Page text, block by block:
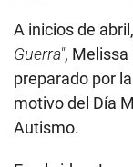
A inicios de
Guerra", Melissa
preparado por
motivo del Día
Autismo.